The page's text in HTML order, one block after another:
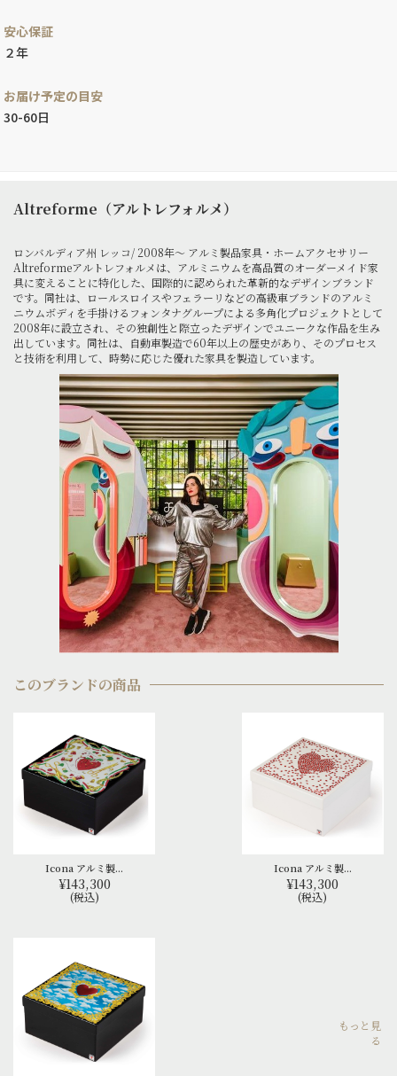
安心保証
２年
お届け予定の目安
30-60日
Altreforme（アルトレフォルメ）
ロンバルディア州 レッコ/ 2008年～ アルミ製品家具・ホームアクセサリー
Altreformeアルトレフォルメは、アルミニウムを高品質のオーダーメイド家
具に変えることに特化した、国際的に認められた革新的なデザインブランド
です。同社は、ロールスロイスやフェラーリなどの高級車ブランドのアルミ
ニウムボディを手掛けるフォンタナグループによる多角化プロジェクトとして
2008年に設立され、その独創性と際立ったデザインでユニークな作品を生み
出しています。同社は、自動車製造で60年以上の歴史があり、そのプロセス
と技術を利用して、時勢に応じた優れた家具を製造しています。
このブランドの商品
Icona アルミ製...
¥143,300
(税込)
Icona アルミ製...
¥143,300
(税込)
もっと見
る